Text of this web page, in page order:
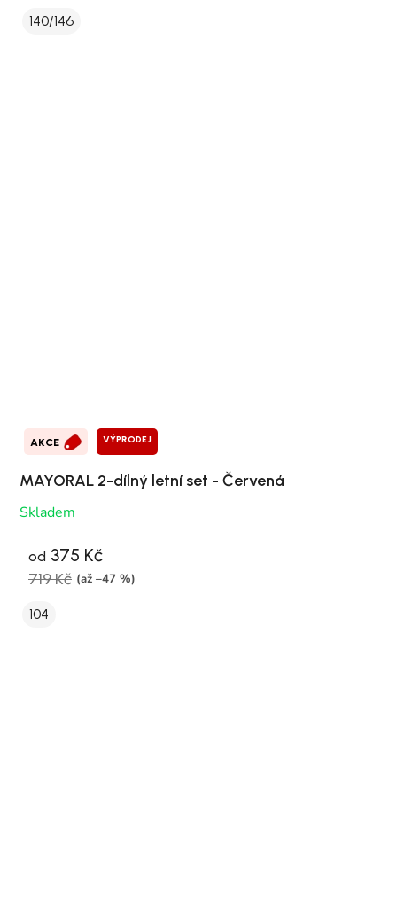
140/146
AKCE VÝPRODEJ
MAYORAL 2-dílný letní set - Červená
Skladem
od 375 Kč
719 Kč (až –47 %)
104